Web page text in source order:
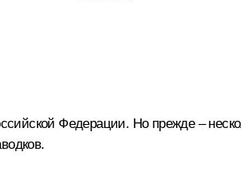
Федерации. Но прежде –